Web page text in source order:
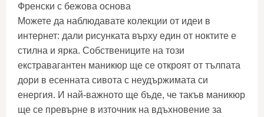
Френски с бежова основа
Можете да наблюдавате колекции от идеи в
интернет: дали рисунката върху един от ноктите е
стилна и ярка. Собствениците на този
екстравагантен маникюр ще се откроят от тълпата
дори в есенната сивота с неудържимата си
енергия. И най-важното ще бъде, че такъв маникюр
ще се превърне в източник на вдъхновение за